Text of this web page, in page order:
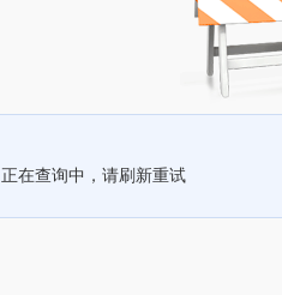
正在查询中，请刷新重试